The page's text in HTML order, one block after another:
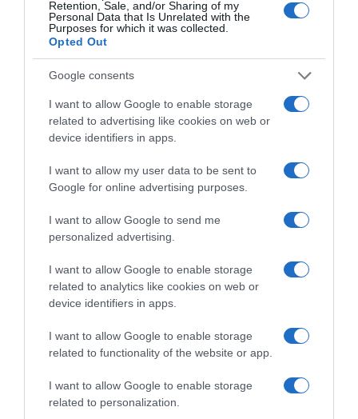
Retention, Sale, and/or Sharing of my
Personal Data that Is Unrelated with the
Purposes for which it was collected.
Opted Out
Google consents
I want to allow Google to enable storage
related to advertising like cookies on web or
device identifiers in apps.
I want to allow my user data to be sent to
Google for online advertising purposes.
I want to allow Google to send me
personalized advertising.
I want to allow Google to enable storage
related to analytics like cookies on web or
device identifiers in apps.
I want to allow Google to enable storage
related to functionality of the website or app.
I want to allow Google to enable storage
related to personalization.
ΤΟ ΠΑΡΟΝ ΤΗΣ ΚΥΡΙΑΚΗΣ